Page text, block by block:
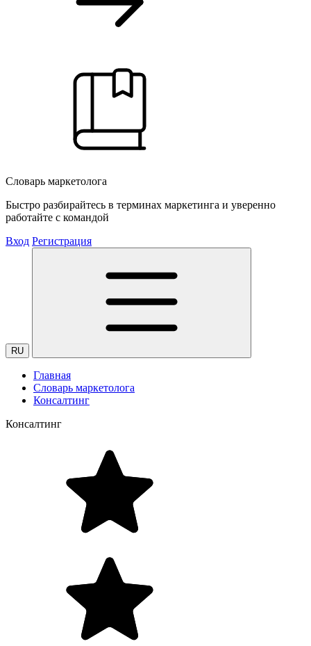
Словарь маркетолога
Быстро разбирайтесь в терминах маркетинга и уверенно
работайте с командой
Вход Регистрация
RU
Главная
Словарь маркетолога
Консалтинг
Консалтинг